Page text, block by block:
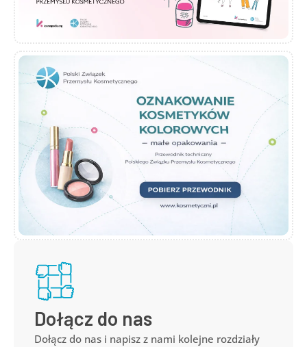
Dołącz do nas
Dołącz do nas i napisz z nami kolejne rozdziały